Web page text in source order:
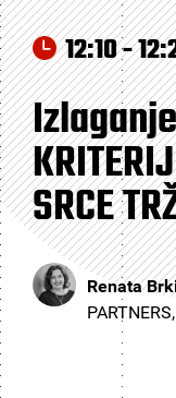
12:10 -
SRCE
Renata